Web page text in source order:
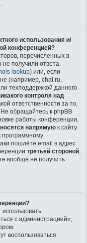
использования и/
конференцией?
перечисленных в
получили ответа,
lookup) или, если
(например, chat.ru,
техподдержкой данного
контроля над
ответственности за то,
обращайтесь к phpBB
работы конференции,
напрямую к сайту
программному
пошлёте email в адрес
третьей стороной,
вообще не получить
с администрацией»,
воспользоваться